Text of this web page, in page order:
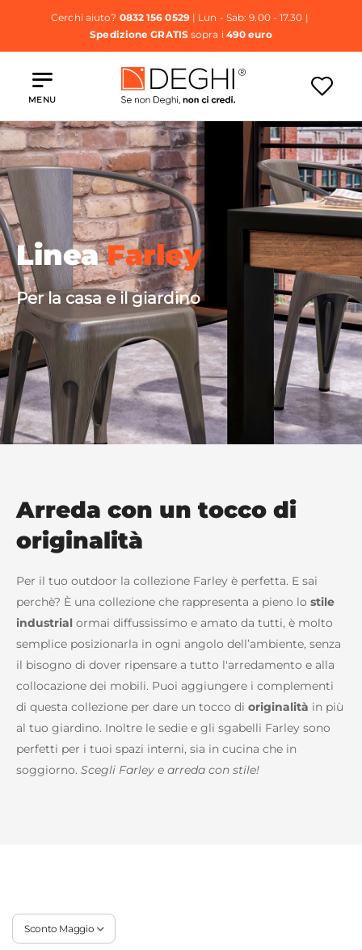
Cerchi aiuto? 0832 156 0529| Lun - Sab: 9.00 - 17.30 |
Spedizione GRATISsopra i 490 euro
MENU
LineaFarley
Per la casa e il giardino
Arreda con un tocco di
originalità
Per il tuo outdoor la collezione Farley è perfetta. E sai
perchè? È una collezione che rappresenta a pieno lo stile
industrial ormai diffussissimo e amato da tutti, è molto
semplice posizionarla in ogni angolo dell’ambiente, senza
il bisogno di dover ripensare a tutto l'arredamento e alla
collocazione dei mobili. Puoi aggiungere i complementi
di questa collezione per dare un tocco di originalità in più
al tuo giardino. Inoltre le sedie e gli sgabelli Farley sono
perfetti per i tuoi spazi interni, sia in cucina che in
soggiorno. Scegli Farley e arreda con stile!